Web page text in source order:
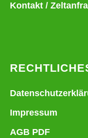
Kontakt /
Impressum
AGB PDF